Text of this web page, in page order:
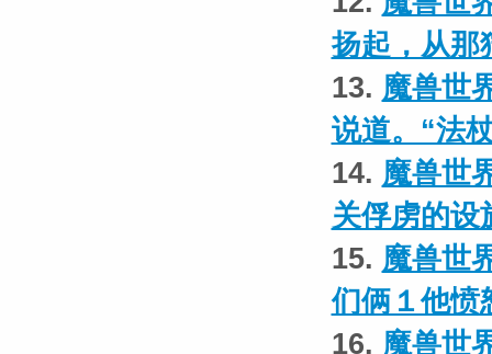
扬起，从那
13. 魔兽世
说道。“法
14. 魔兽世
关俘虏的设
15. 魔兽世
们俩１他愤
16. 魔兽世